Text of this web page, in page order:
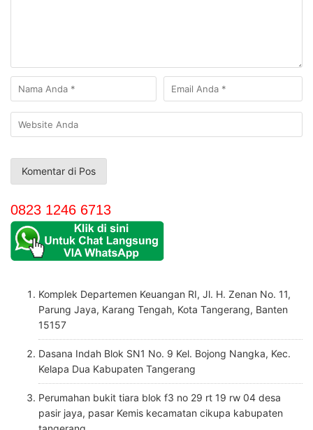
0823 1246 6713
Komplek Departemen Keuangan RI, Jl. H. Zenan No. 11,
Parung Jaya, Karang Tengah, Kota Tangerang, Banten
15157
Dasana Indah Blok SN1 No. 9 Kel. Bojong Nangka, Kec.
Kelapa Dua Kabupaten Tangerang
Perumahan bukit tiara blok f3 no 29 rt 19 rw 04 desa
pasir jaya, pasar Kemis kecamatan cikupa kabupaten